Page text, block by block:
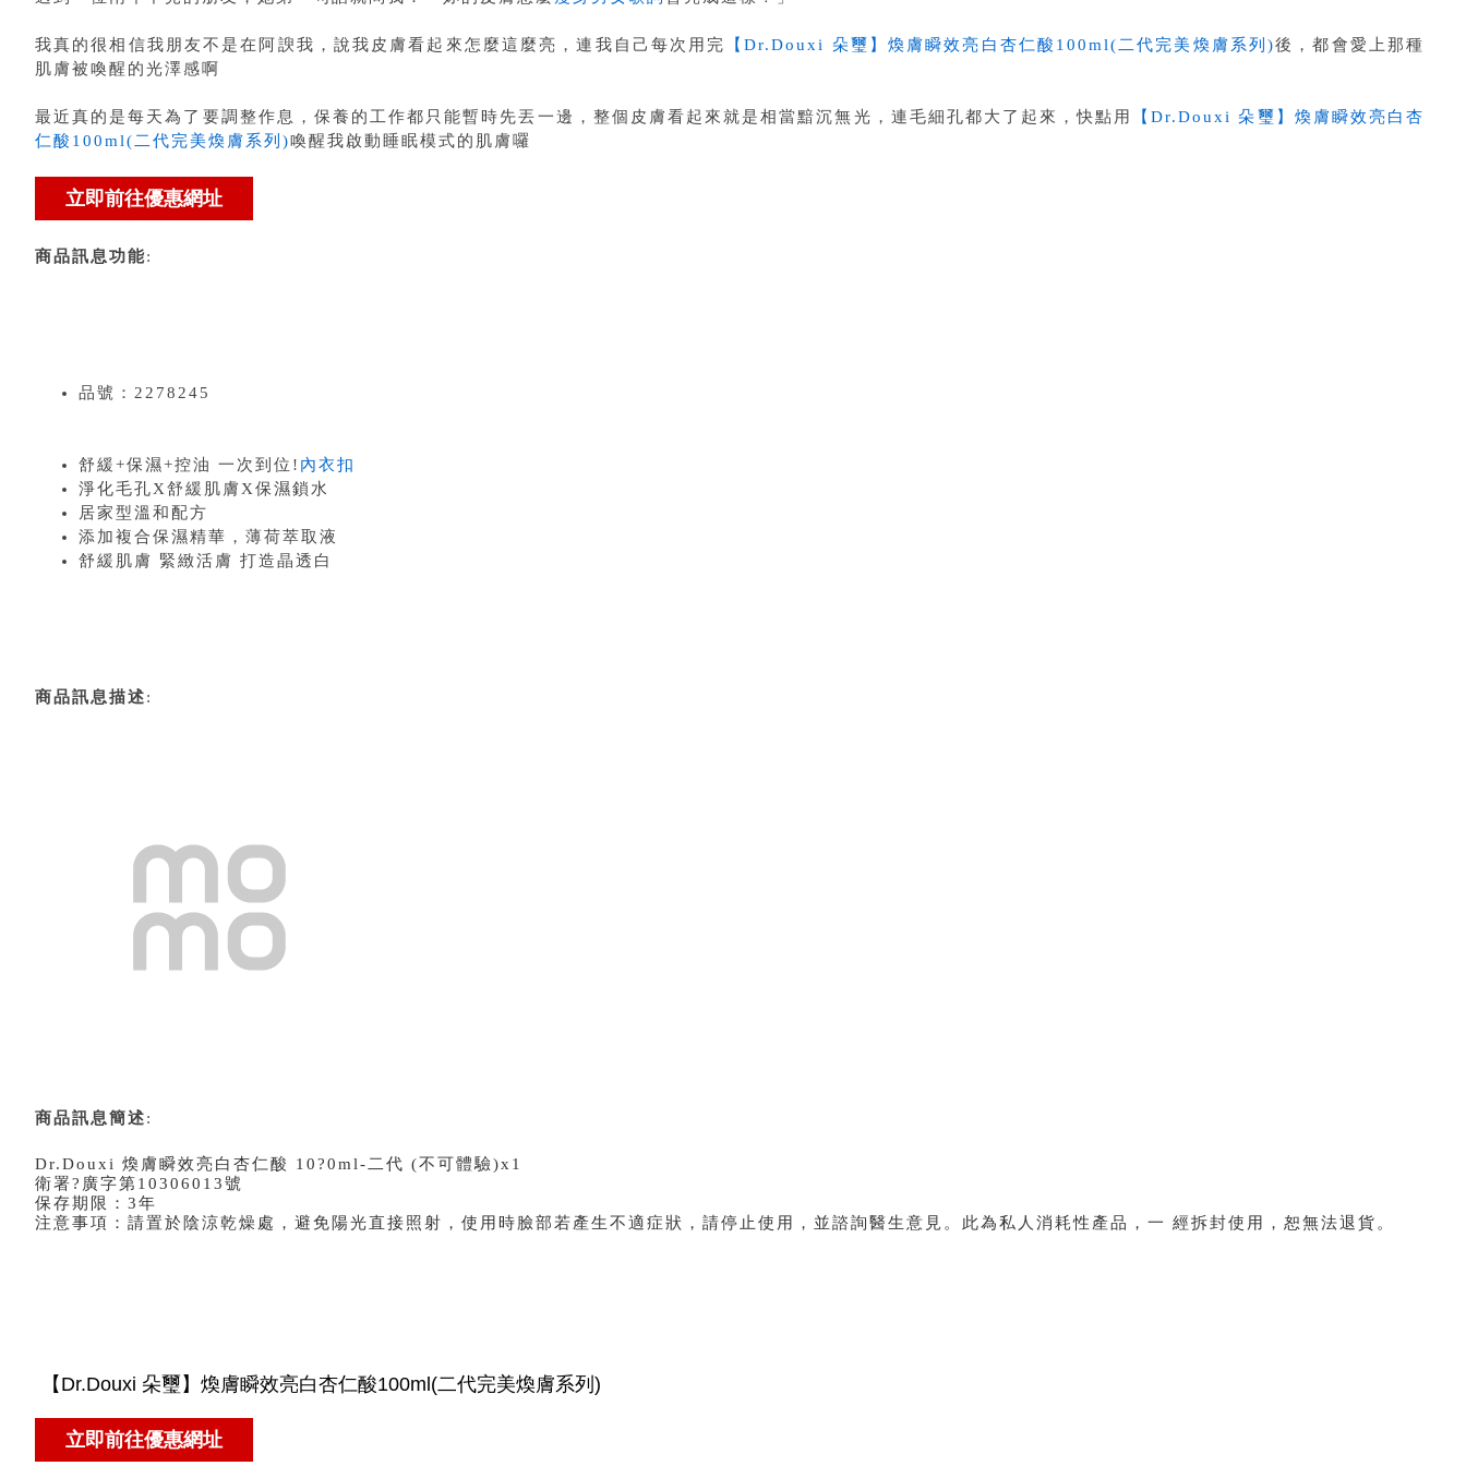
我真的很相信我朋友不是在阿諛我，說我皮膚看起來怎麼這麼亮，連我自己每次用完 【Dr.Douxi 朵璽】煥膚瞬效亮白杏仁酸100ml(二代完美煥膚系列)後，都會愛上那種
肌膚被喚醒的光澤感啊
最近真的是每天為了要調整作息，保養的工作都只能暫時先丟一邊，整個皮膚看起來就是相當黯沉無光，連毛細孔都大了起來，快點用
【Dr.Douxi 朵璽】煥膚瞬效亮白杏
仁酸100ml(二代完美煥膚系列)喚醒我啟動睡眠模式的肌膚囉
商品訊息功能:
品號：2278245
舒緩+保濕+控油 一次到位! 內衣扣
淨化毛孔X舒緩肌膚X保濕鎖水
居家型溫和配方
添加複合保濕精華，薄荷萃取液
舒緩肌膚 緊緻活膚 打造晶透白
商品訊息描述:
商品訊息簡述:
Dr.Douxi 煥膚瞬效亮白杏仁酸 10?0ml-二代 (不可體驗)x1
衛署?廣字第10306013號
保存期限：3年
注意事項：請置於陰涼乾燥處，避免陽光直接照射，使用時臉部若產生不適症狀，請停止使用，並諮詢醫生意見。此為私人消耗性產品，一 經拆封使用，恕無法退貨。